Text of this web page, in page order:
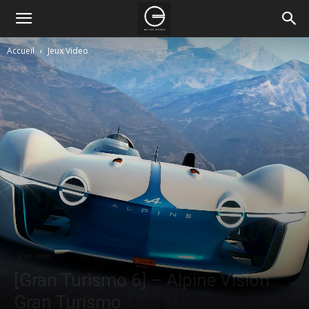
Accueil Jeux Video
[Gran Turismo 6] – Alpine Vision
Gran Turismo